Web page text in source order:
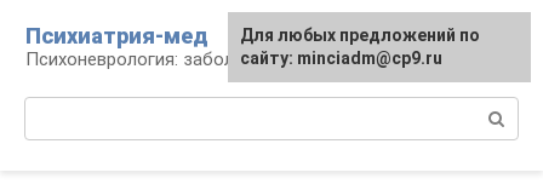
контенту
Психиатрия-мед
Психоневрология: заболевания и терапия
Для любых предложений по
сайту: minciadm@cp9.ru